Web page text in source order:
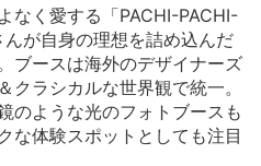
なく愛する「PACHI-PACHI-
が自身の理想を詰め込んだ
ブースは海外のデザイナーズ
クラシカルな世界観で統一。
のような光のフォトブースも
な体験スポットとしても注目